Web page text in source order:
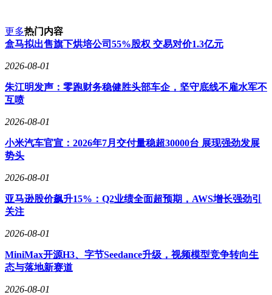
更多热门内容
盒马拟出售旗下烘培公司55%股权 交易对价1.3亿元
2026-08-01
朱江明发声：零跑财务稳健胜头部车企，坚守底线不雇水军不
互喷
2026-08-01
小米汽车官宣：2026年7月交付量稳超30000台 展现强劲发展
势头
2026-08-01
亚马逊股价飙升15%：Q2业绩全面超预期，AWS增长强劲引
关注
2026-08-01
MiniMax开源H3、字节Seedance升级，视频模型竞争转向生
态与落地新赛道
2026-08-01